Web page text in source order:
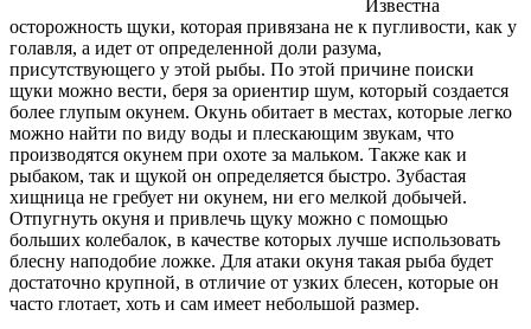
Известна
осторожность щуки, которая привязана не к пугливости, как у
голавля, а идет от определенной доли разума,
присутствующего у этой рыбы. По этой причине поиски
щуки можно вести, беря за ориентир шум, который создается
более глупым окунем. Окунь обитает в местах, которые легко
можно найти по виду воды и плескающим звукам, что
производятся окунем при охоте за мальком. Также как и
рыбаком, так и щукой он определяется быстро. Зубастая
хищница не гребует ни окунем, ни его мелкой добычей.
Отпугнуть окуня и привлечь щуку можно с помощью
больших колебалок, в качестве которых лучше использовать
блесну наподобие ложке. Для атаки окуня такая рыба будет
достаточно крупной, в отличие от узких блесен, которые он
часто глотает, хоть и сам имеет небольшой размер.